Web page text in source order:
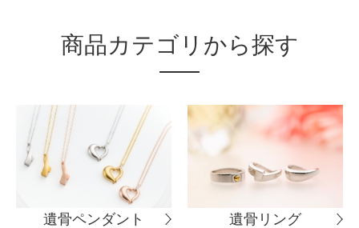
商品カテゴリから探す
遺骨ペンダント 遺骨リング